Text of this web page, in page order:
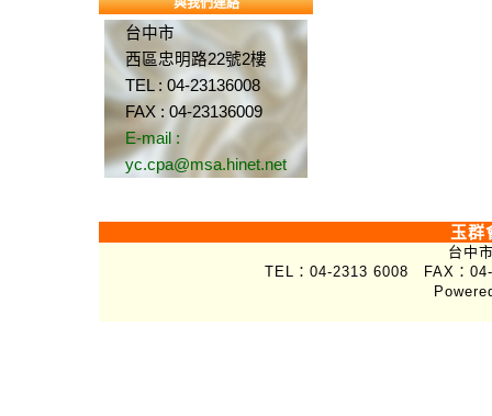
與我們連絡
台中市
西區忠明路22號2樓
TEL : 04-23136008
FAX : 04-23136009
E-mail :
yc.cpa@msa.hinet.net
玉群
台中
TEL：04-2313 6008 FAX：